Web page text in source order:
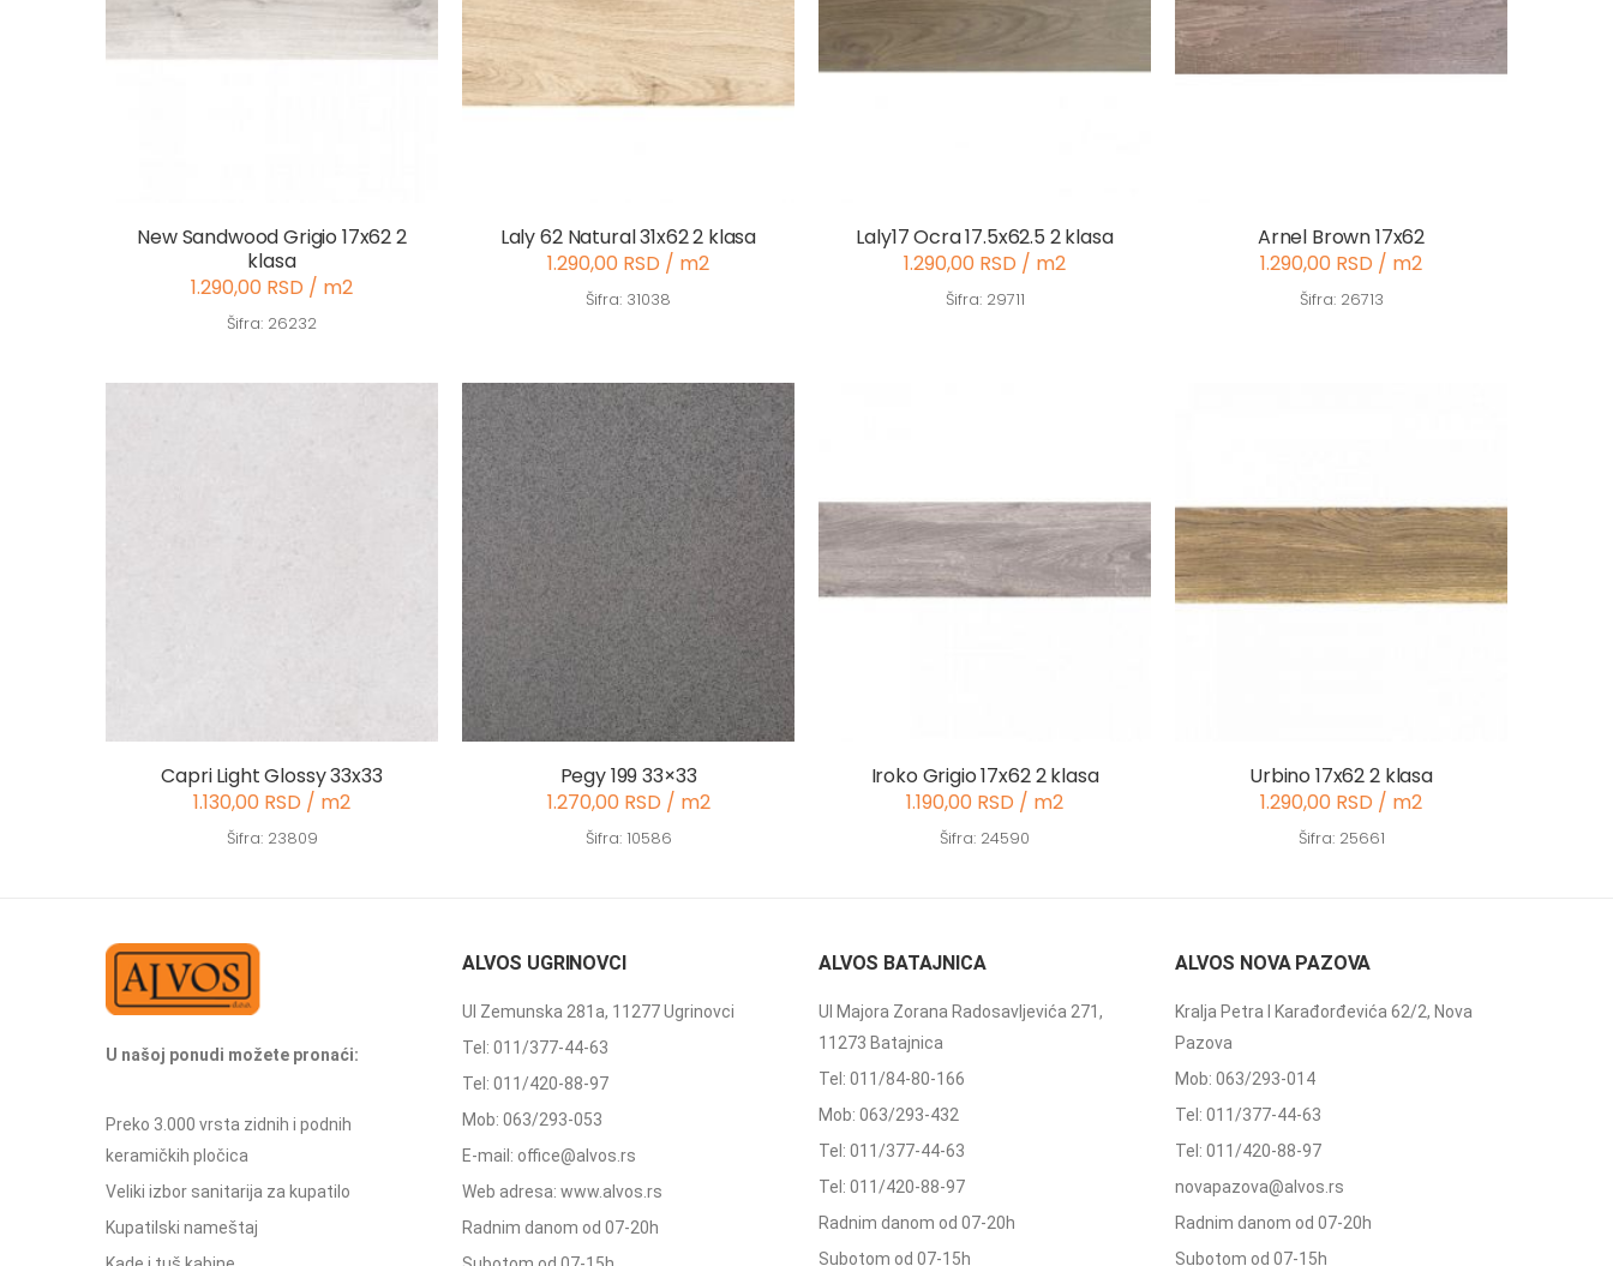
New Sandwood Grigio 17x62 2
klasa
1.290,00 RSD / m2
Šifra: 26232
Laly 62 Natural 31x62 2 klasa
1.290,00 RSD / m2
Šifra: 31038
Laly17 Ocra 17.5x62.5 2 klasa
1.290,00 RSD / m2
Šifra: 29711
Arnel Brown 17x62
1.290,00 RSD / m2
Šifra: 26713
Capri Light Glossy 33x33
1.130,00 RSD / m2
Šifra: 23809
Pegy 199 33×33
1.270,00 RSD / m2
Šifra: 10586
Iroko Grigio 17x62 2 klasa
1.190,00 RSD / m2
Šifra: 24590
Urbino 17x62 2 klasa
1.290,00 RSD / m2
Šifra: 25661
U našoj ponudi možete pronaći:
Preko 3.000 vrsta zidnih i podnih
keramičkih pločica
Veliki izbor sanitarija za kupatilo
Kupatilski nameštaj
ALVOS UGRINOVCI
Ul Zemunska 281a, 11277 Ugrinovci
Tel: 011/377-44-63
Tel: 011/420-88-97
Mob: 063/293-053
E-mail: office@alvos.rs
Web adresa: www.alvos.rs
Radnim danom od 07-20h
ALVOS BATAJNICA
Ul Majora Zorana Radosavljevića 271,
11273 Batajnica
Tel: 011/84-80-166
Mob: 063/293-432
Tel: 011/377-44-63
Tel: 011/420-88-97
Radnim danom od 07-20h
Subotom od 07-15h
ALVOS NOVA PAZOVA
Kralja Petra I Karađorđevića 62/2, Nova
Pazova
Mob: 063/293-014
Tel: 011/377-44-63
Tel: 011/420-88-97
novapazova@alvos.rs
Radnim danom od 07-20h
Subotom od 07-15h